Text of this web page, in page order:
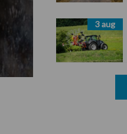
3 aug